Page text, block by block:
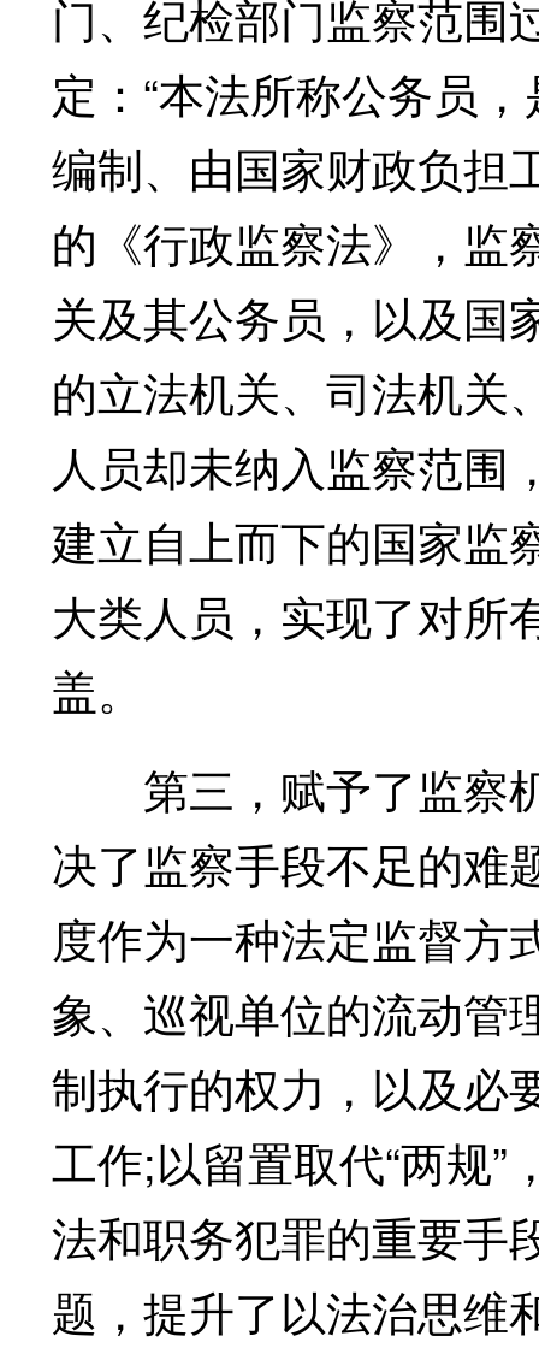
门、纪检部门监察范围
定：“本法所称公务员
编制、由国家财政负担
的《行政监察法》，监
关及其公务员，以及国
的立法机关、司法机关
人员却未纳入监察范围
建立自上而下的国家监
大类人员，实现了对所
盖。
第三，赋予了监察
决了监察手段不足的难
度作为一种法定监督方
象、巡视单位的流动管
制执行的权力，以及必
工作;以留置取代“两规
法和职务犯罪的重要手
题，提升了以法治思维